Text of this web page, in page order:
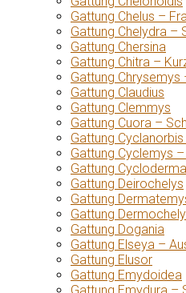
Gattung Chelus –
Gattung Chelydra –
Gattung Chersina
Gattung Chitra –
Gattung
Gattung Claudius
Gattung Clemmys
Gattung Cuora –
Gattung
Gattung Cyclemys
Gattung
Gattung Deirochelys
Gattung
Gattung
Gattung Dogania
Gattung Elseya –
Gattung Elusor
Gattung Emydoidea